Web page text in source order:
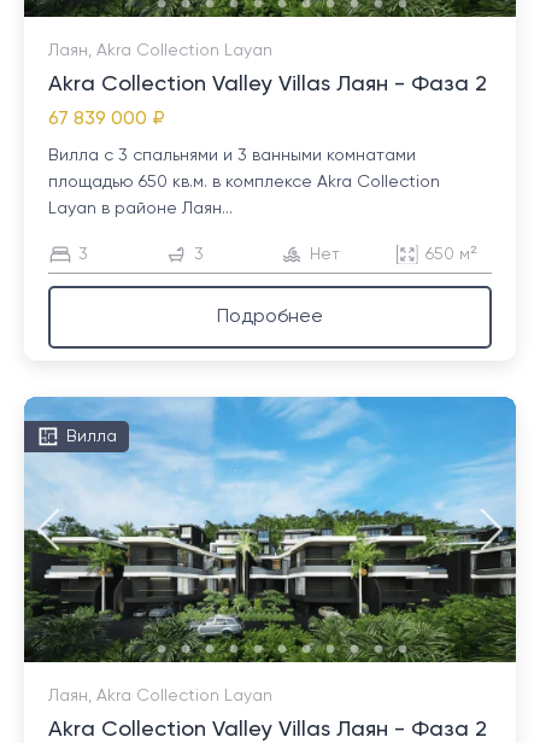
Лаян, Akra Collection Layan
Akra Collection Valley Villas Лаян - Фаза 2
67 839 000 ₽
Вилла с 3 спальнями и 3 ванными комнатами
площадью 650 кв.м. в комплексе Akra Collection
Layan в районе Лаян...
3 3 Нет 650 м²
Подробнее
Вилла
Лаян, Akra Collection Layan
Akra Collection Valley Villas Лаян - Фаза 2